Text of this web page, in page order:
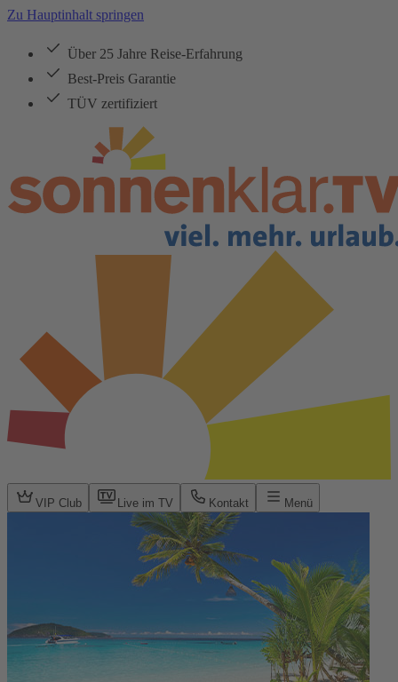
Zu Hauptinhalt springen
Über 25 Jahre Reise-Erfahrung
Best-Preis Garantie
TÜV zertifiziert
VIP Club Live im TV Kontakt Menü